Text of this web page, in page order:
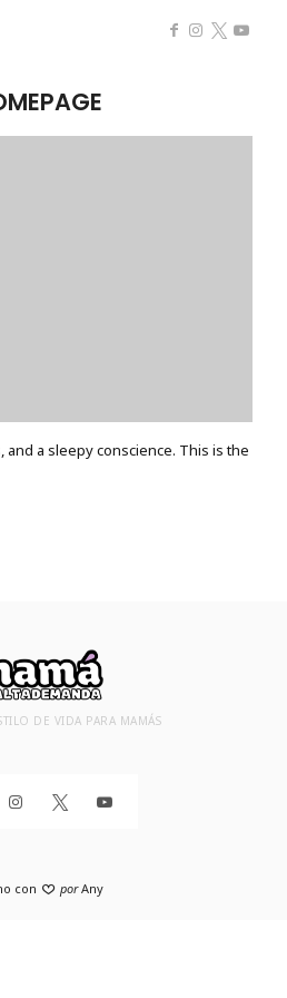
a sleepy conscience. This is the
DE VIDA PARA MAMÁS
con porAny